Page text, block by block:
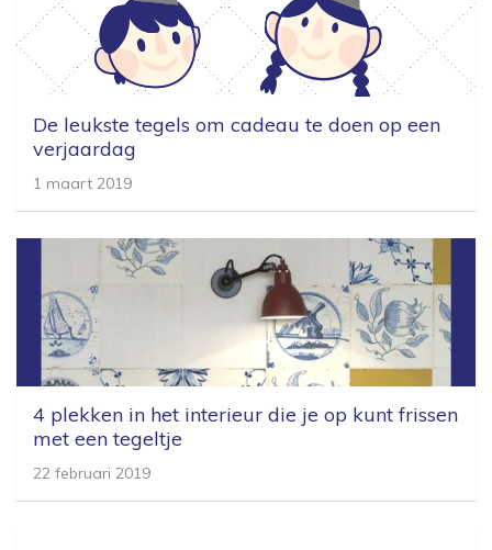
De leukste tegels om cadeau te doen op een
verjaardag
1 maart 2019
4 plekken in het interieur die je op kunt frissen
met een tegeltje
22 februari 2019